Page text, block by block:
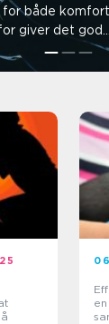
både
giver det god...